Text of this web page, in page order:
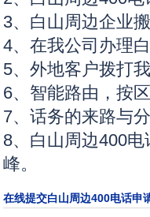
3、白山周边企业
4、在我公司办理
5、外地客户拨打
6、智能路由，按
7、话务的来路与
8、白山周边400
峰。
在线提交白山周边400电话申